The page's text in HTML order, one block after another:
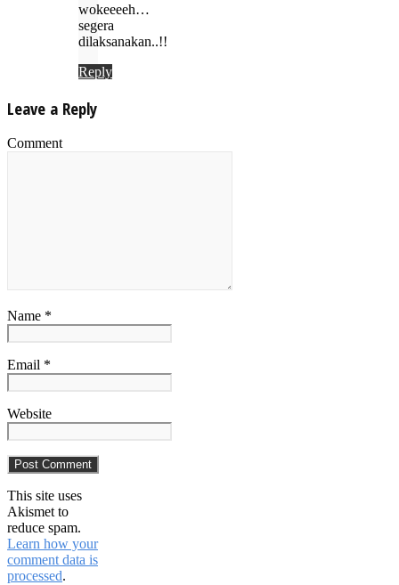
wokeeeeh…
segera
dilaksanakan..!!
Reply
Leave a Reply
Comment
Name *
Email *
Website
This site uses
Akismet to
reduce spam.
Learn how your
comment data is
processed.